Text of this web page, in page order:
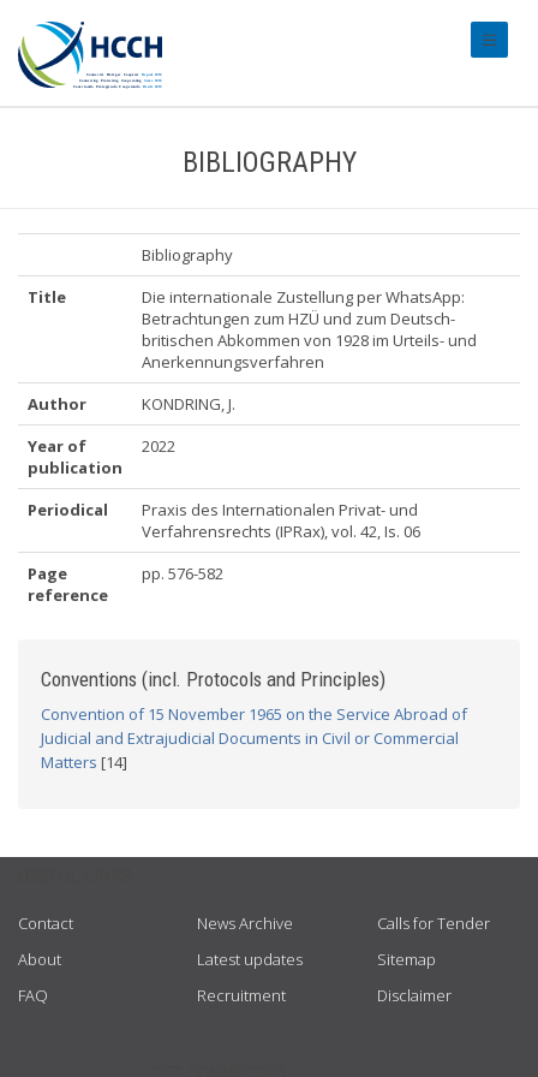
BIBLIOGRAPHY
Bibliography
Title
Die internationale Zustellung per WhatsApp:
Betrachtungen zum HZÜ und zum Deutsch-
britischen Abkommen von 1928 im Urteils- und
Anerkennungsverfahren
Author
KONDRING, J.
Year of
publication
2022
Periodical
Praxis des Internationalen Privat- und
Verfahrensrechts (IPRax), vol. 42, Is. 06
Page
reference
pp. 576-582
Conventions (incl. Protocols and Principles)
Convention of 15 November 1965 on the Service Abroad of
Judicial and Extrajudicial Documents in Civil or Commercial
Matters [14]
Contact
About
FAQ
News Archive
Latest updates
Recruitment
Calls for Tender
Sitemap
Disclaimer